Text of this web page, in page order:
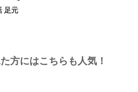
足元
方にはこちらも人気！